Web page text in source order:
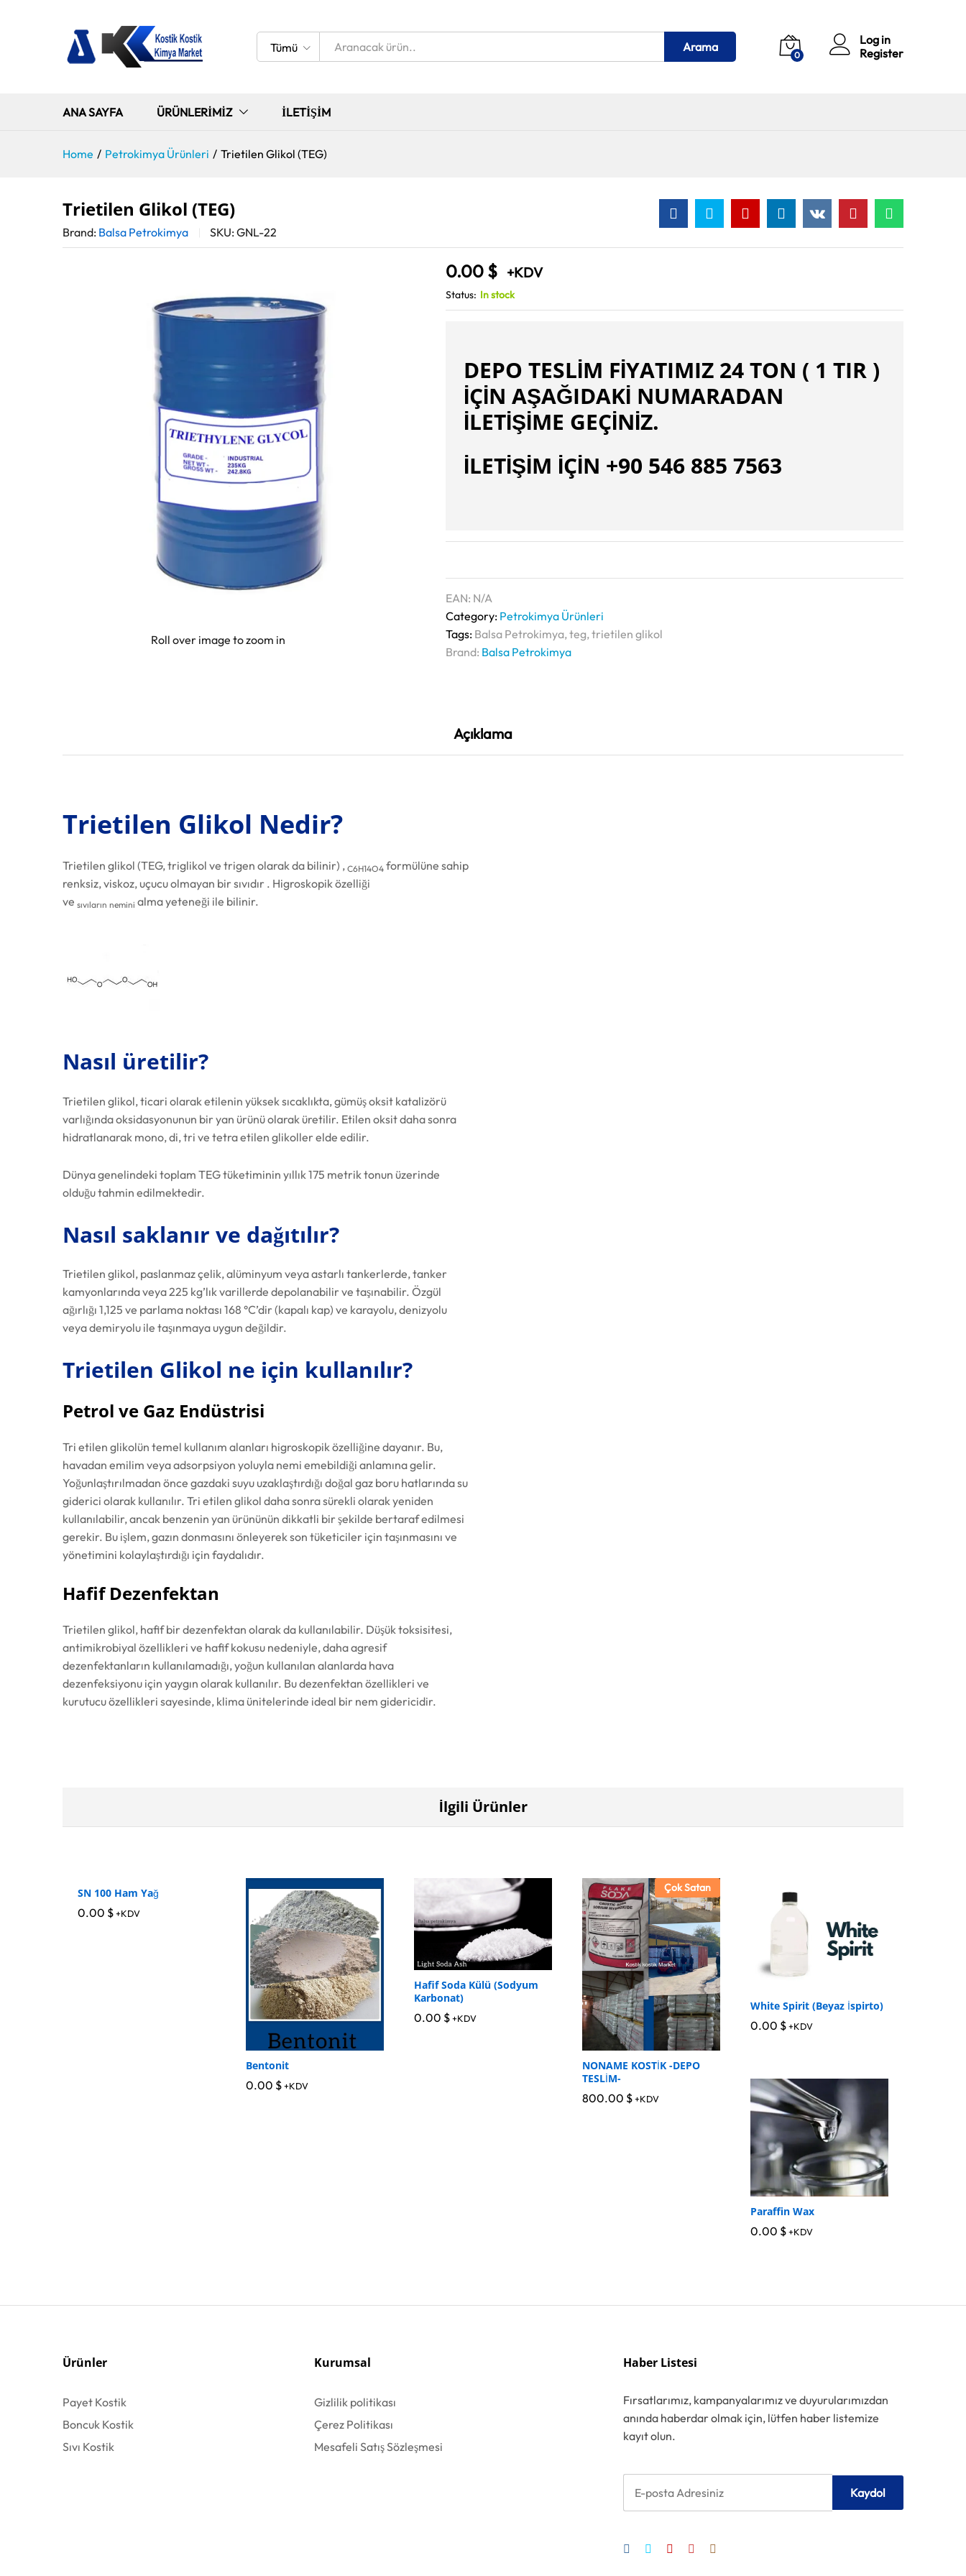
Tümü Arama
0
Log in
Register
ANA SAYFA ÜRÜNLERIMIZ İLETIŞIM
Home / Petrokimya Ürünleri / Trietilen Glikol (TEG)
Trietilen Glikol (TEG)
Brand: Balsa Petrokimya SKU: GNL-22
Roll over image to zoom in
0.00 $ +KDV
Status: In stock
DEPO TESLİM FİYATIMIZ 24 TON ( 1 TIR )
İÇİN AŞAĞIDAKİ NUMARADAN
İLETİŞİME GEÇİNİZ.
İLETİŞİM İÇİN +90 546 885 7563
EAN: N/A
Category: Petrokimya Ürünleri
Tags: Balsa Petrokimya,teg,trietilen glikol
Brand: Balsa Petrokimya
Açıklama
Trietilen Glikol Nedir?
Trietilen glikol (TEG, triglikol ve trigen olarak da bilinir) , C6H14O4 formülüne sahip
renksiz, viskoz, uçucu olmayan bir sıvıdır . Higroskopik özelliği
ve sıvıların nemini alma yeteneği ile bilinir.
Nasıl üretilir?
Trietilen glikol, ticari olarak etilenin yüksek sıcaklıkta, gümüş oksit katalizörü
varlığında oksidasyonunun bir yan ürünü olarak üretilir. Etilen oksit daha sonra
hidratlanarak mono, di, tri ve tetra etilen glikoller elde edilir.
Dünya genelindeki toplam TEG tüketiminin yıllık 175 metrik tonun üzerinde
olduğu tahmin edilmektedir.
Nasıl saklanır ve dağıtılır?
Trietilen glikol, paslanmaz çelik, alüminyum veya astarlı tankerlerde, tanker
kamyonlarında veya 225 kg’lık varillerde depolanabilir ve taşınabilir. Özgül
ağırlığı 1,125 ve parlama noktası 168 °C’dir (kapalı kap) ve karayolu, denizyolu
veya demiryolu ile taşınmaya uygun değildir.
Trietilen Glikol ne için kullanılır?
Petrol ve Gaz Endüstrisi
Tri etilen glikolün temel kullanım alanları higroskopik özelliğine dayanır. Bu,
havadan emilim veya adsorpsiyon yoluyla nemi emebildiği anlamına gelir.
Yoğunlaştırılmadan önce gazdaki suyu uzaklaştırdığı doğal gaz boru hatlarında su
giderici olarak kullanılır. Tri etilen glikol daha sonra sürekli olarak yeniden
kullanılabilir, ancak benzenin yan ürününün dikkatli bir şekilde bertaraf edilmesi
gerekir. Bu işlem, gazın donmasını önleyerek son tüketiciler için taşınmasını ve
yönetimini kolaylaştırdığı için faydalıdır.
Hafif Dezenfektan
Trietilen glikol, hafif bir dezenfektan olarak da kullanılabilir. Düşük toksisitesi,
antimikrobiyal özellikleri ve hafif kokusu nedeniyle, daha agresif
dezenfektanların kullanılamadığı, yoğun kullanılan alanlarda hava
dezenfeksiyonu için yaygın olarak kullanılır. Bu dezenfektan özellikleri ve
kurutucu özellikleri sayesinde, klima ünitelerinde ideal bir nem gidericidir.
İlgili Ürünler
SN 100 Ham Yağ
0.00 $+KDV
0.00 $
Bentonit
0.00 $+KDV
0.00 $
Hafif Soda Külü (Sodyum
Karbonat)
0.00 $+KDV
0.00 $
Çok Satan
NONAME KOSTİK -DEPO
TESLİM-
800.00 $+KDV
800.00 $
White Spirit (Beyaz İspirto)
0.00 $+KDV
0.00 $
Paraffin Wax
0.00 $+KDV
0.00 $
Ürünler
Payet Kostik
Boncuk Kostik
Sıvı Kostik
Kurumsal
Gizlilik politikası
Çerez Politikası
Mesafeli Satış Sözleşmesi
Haber Listesi
Fırsatlarımız, kampanyalarımız ve duyurularımızdan
anında haberdar olmak için, lütfen haber listemize
kayıt olun.